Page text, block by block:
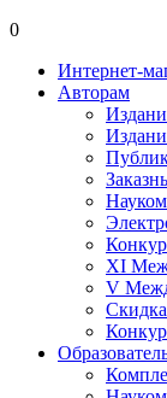
0
Интернет-
Авторам
XI
V